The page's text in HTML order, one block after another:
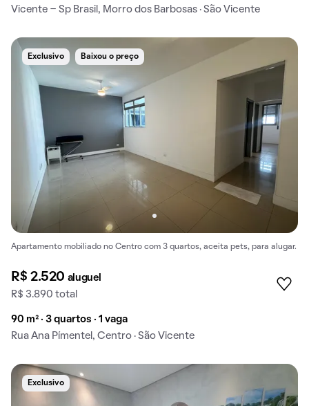
Vicente - Sp Brasil, Morro dos Barbosas · São Vicente
Exclusivo Baixou o preço
Apartamento mobiliado no Centro com 3 quartos, aceita pets, para alugar.
R$ 2.520 aluguel
R$ 3.890 total
90 m² · 3 quartos · 1 vaga
Rua Ana Pímentel, Centro · São Vicente
Exclusivo